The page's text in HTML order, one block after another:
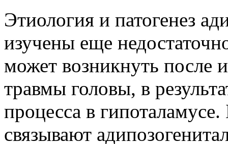
Этиология и патогенез
изучены еще
может возникнуть после
травмы головы, в
процесса в
связывают